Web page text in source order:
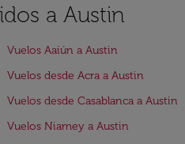
a Austin
Vuelos Aaiún a Austin
Vuelos desde Acra a Austin
Vuelos desde Casablanca a Austin
Vuelos Niamey a Austin